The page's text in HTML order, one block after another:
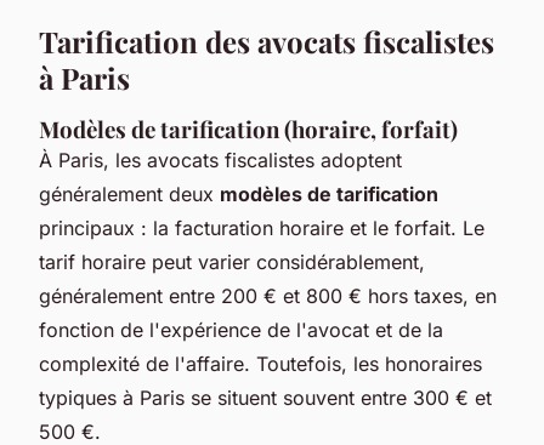
Tarification des avocats fiscalistes
à Paris
Modèles de tarification (horaire, forfait)
À Paris, les avocats fiscalistes adoptent
généralement deux modèles de tarification
principaux : la facturation horaire et le forfait. Le
tarif horaire peut varier considérablement,
généralement entre 200 € et 800 € hors taxes, en
fonction de l'expérience de l'avocat et de la
complexité de l'affaire. Toutefois, les honoraires
typiques à Paris se situent souvent entre 300 € et
500 €.